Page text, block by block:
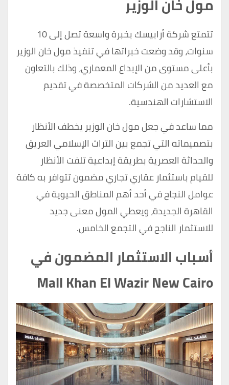
مول خان الوزير
تتمتع شركة أرابيسك بخبرة واسعة تصل إلى 10
سنوات، وقد وضعت خبراتها في تنفيذ مول خان الوزير
بأعلى مستوى من الإبداع المعماري، وذلك بالتعاون
مع العديد من الشركات المتخصصة في تقديم
الاستشارات الهندسية.
مما ساعد في جعل مول خان الوزير يخطف الأنظار
بتصميماته التي تجمع بين التراث الإسلامي العريق
والحداثة العصرية بطريقة إبداعية تلفت الأنظار
للقيام باستثمار عقاري تجاري مضمون تتوافر به كافة
عوامل النجاح في أحد أهم المناطق الحيوية في
القاهرة الجديدة، ويعطي المول معنى جديد
للاستثمار الناجح في التجمع الخامس.
أسباب الاستثمار المضمون في
Mall Khan El Wazir New Cairo